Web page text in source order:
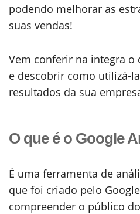
podendo melhorar as
suas vendas!
Vem conferir na integra o
e descobrir como utilizá-
resultados da sua
O que é o Google
É uma ferramenta de
que foi criado pelo
compreender o público